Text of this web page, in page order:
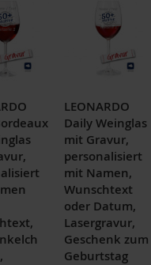
LEONARDO
Daily Weinglas
mit Gravur,
personalisiert
mit Namen,
Wunschtext
oder Datum,
Lasergravur,
Geschenk zum
Geburtstag